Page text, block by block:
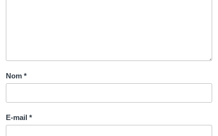
Nom *
E-mail *